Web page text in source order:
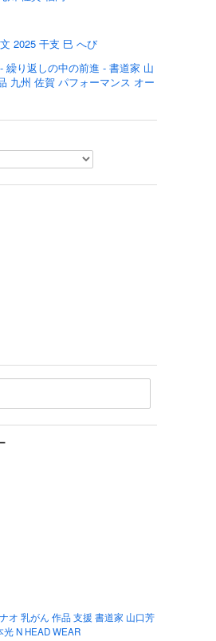
2025 干支 巳 へび
繰り返しの中の前進 - 書道家 山
九州 佐賀 パフォーマンス オー
オ 乳がん 作品 支援 書道家 山口芳
N HEAD WEAR